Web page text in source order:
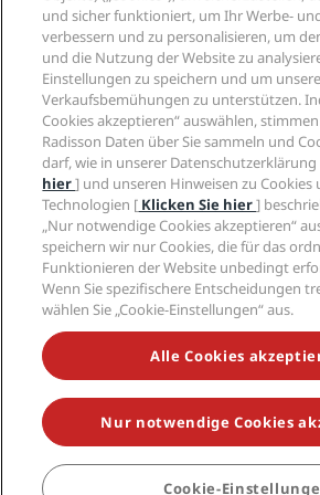
„Sports Approved“-Hotels
Familienfreundliche Hotels
Gesundheit & Sicherheit
Karriere RHG
Karriere PPHE
Karrieren EHL
The Club by RHG
Entwicklungsmöglichkeiten
Responsible Business – Unser
Einkauf
Privacy Centre
Rechtliche Hinweise
Radisson Rewards
Website-Nutzungsvereinbarung
Digitale Barrierefreiheit
Moderne Sklaverei – Erklärung
Hilfe
Verbrauchermeldungen
Kontakt
FAQ
Inhaltsübersicht
Soziale Medien
Marken von Radisson Hotels
VERPASSEN SIE NIEMALS
ANGEBOTE
© 2026 Radisson Hotel Group.Alle Rechte
Hotel Group, Radisson, Radisson RED,
Radisson Individuals, Park Plaza, Park Inn,
Radisson, Radisson Rewards und Radisson
und sicher funktioniert, um Ihr Werbe-
verbessern und zu personalisieren, um
und die Nutzung der Website zu
Einstellungen zu speichern und um
Verkaufsbemühungen zu unterstützen.
Cookies akzeptieren“ auswählen, stimmen
Radisson Daten über Sie sammeln und
darf, wie in unserer Datenschutzerklärung
hier] und unseren Hinweisen zu
Technologien [ Klicken Sie hier]
„Nur notwendige Cookies akzeptieren“
speichern wir nur Cookies, die für das
Funktionieren der Website unbedingt
Wenn Sie spezifischere Entscheidungen
wählen Sie „Cookie-Einstellungen“ aus.
Alle Cookies
Nur notwendige Cookies
Cookie-